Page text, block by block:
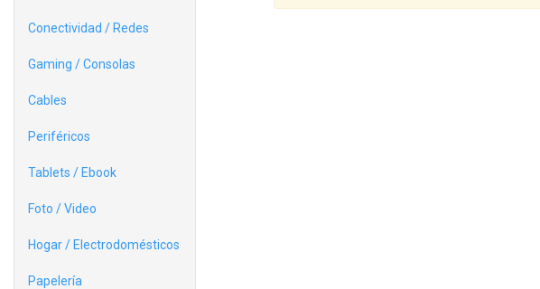
Conectividad / Redes
Gaming / Consolas
Cables
Periféricos
Tablets / Ebook
Foto / Video
Hogar / Electrodomésticos
Papelería